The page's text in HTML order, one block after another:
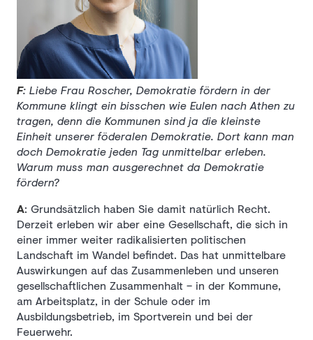
F: Liebe Frau Roscher, Demokratie fördern in der
Kommune klingt ein bisschen wie Eulen nach Athen zu
tragen, denn die Kommunen sind ja die kleinste
Einheit unserer föderalen Demokratie. Dort kann man
doch Demokratie jeden Tag unmittelbar erleben.
Warum muss man ausgerechnet da Demokratie
fördern?
A: Grundsätzlich haben Sie damit natürlich Recht.
Derzeit erleben wir aber eine Gesellschaft, die sich in
einer immer weiter radikalisierten politischen
Landschaft im Wandel befindet. Das hat unmittelbare
Auswirkungen auf das Zusammenleben und unseren
gesellschaftlichen Zusammenhalt – in der Kommune,
am Arbeitsplatz, in der Schule oder im
Ausbildungsbetrieb, im Sportverein und bei der
Feuerwehr.